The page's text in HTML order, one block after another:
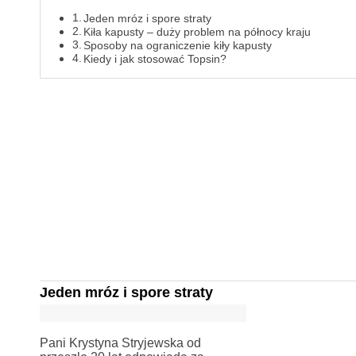
Jeden mróz i spore straty
Kiła kapusty – duży problem na północy kraju
Sposoby na ograniczenie kiły kapusty
Kiedy i jak stosować Topsin?
Jeden mróz i spore straty
Pani Krystyna Stryjewska od